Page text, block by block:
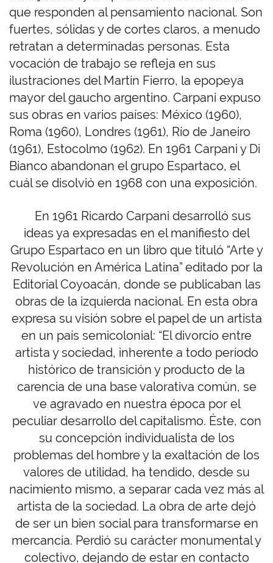
que responden al pensamiento nacional. Son
fuertes, sólidas y de cortes claros, a menudo
retratan a determinadas personas. Esta
vocación de trabajo se refleja en sus
ilustraciones del Martín Fierro, la epopeya
mayor del gaucho argentino. Carpani expuso
sus obras en varios países: México (1960),
Roma (1960), Londres (1961), Río de Janeiro
(1961), Estocolmo (1962). En 1961 Carpani y Di
Bianco abandonan el grupo Espartaco, el
cuál se disolvió en 1968 con una exposición.
En 1961 Ricardo Carpani desarrolló sus
ideas ya expresadas en el manifiesto del
Grupo Espartaco en un libro que tituló “Arte y
Revolución en América Latina” editado por la
Editorial Coyoacán, donde se publicaban las
obras de la izquierda nacional. En esta obra
expresa su visión sobre el papel de un artista
en un país semicolonial: “El divorcio entre
artista y sociedad, inherente a todo período
histórico de transición y producto de la
carencia de una base valorativa común, se
ve agravado en nuestra época por el
peculiar desarrollo del capitalismo. Éste, con
su concepción individualista de los
problemas del hombre y la exaltación de los
valores de utilidad, ha tendido, desde su
nacimiento mismo, a separar cada vez más al
artista de la sociedad. La obra de arte dejó
de ser un bien social para transformarse en
mercancía. Perdió su carácter monumental y
colectivo, dejando de estar en contacto